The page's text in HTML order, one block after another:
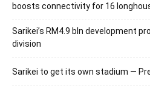
boosts connectivity for 16
Sarikei’s RM4.9 bln development
division
Sarikei to get its own stadium —